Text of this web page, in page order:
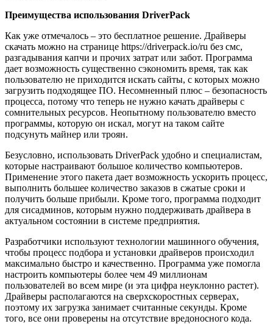
Преимущества использования DriverPack
Как уже отмечалось – это бесплатное решение. Драйверы
скачать можно на странице https://driverpack.io/ru без смс,
разгадывания капчи и прочих затрат или забот. Программа
дает возможность существенно сэкономить время, так как
пользователю не приходится искать сайты, с которых можно
загрузить подходящее ПО. Несомненный плюс – безопасность
процесса, потому что теперь не нужно качать драйверы с
сомнительных ресурсов. Неопытному пользователю вместо
программы, которую он искал, могут на таком сайте
подсунуть майнер или троян.
Безусловно, использовать DriverPack удобно и специалистам,
которые настраивают большое количество компьютеров.
Применение этого пакета дает возможность ускорить процесс,
выполнить большее количество заказов в сжатые сроки и
получить больше прибыли. Кроме того, программа подходит
для сисадминов, которым нужно поддерживать драйвера в
актуальном состоянии в системе предприятия.
Разработчики используют технологии машинного обучения,
чтобы процесс подбора и установки драйверов происходил
максимально быстро и качественно. Программа уже помогла
настроить компьютеры более чем 49 миллионам
пользователей во всем мире (и эта цифра неуклонно растет).
Драйверы располагаются на сверхскоростных серверах,
поэтому их загрузка занимает считанные секунды. Кроме
того, все они проверены на отсутствие вредоносного кода.